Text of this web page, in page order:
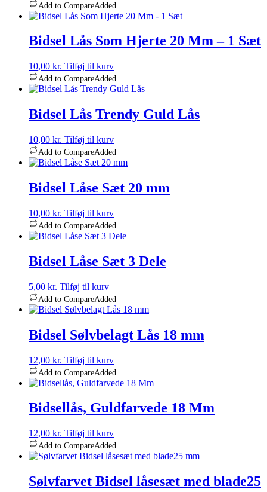
Add to CompareAdded
Bidsel Lås Som Hjerte 20 Mm – 1 Sæt
10,00 kr. Tilføj til kurv
Add to CompareAdded
Bidsel Lås Trendy Guld Lås
10,00 kr. Tilføj til kurv
Add to CompareAdded
Bidsel Låse Sæt 20 mm
10,00 kr. Tilføj til kurv
Add to CompareAdded
Bidsel Låse Sæt 3 Dele
5,00 kr. Tilføj til kurv
Add to CompareAdded
Bidsel Sølvbelagt Lås 18 mm
12,00 kr. Tilføj til kurv
Add to CompareAdded
Bidsellås, Guldfarvede 18 Mm
12,00 kr. Tilføj til kurv
Add to CompareAdded
Sølvfarvet Bidsel låsesæt med blade25